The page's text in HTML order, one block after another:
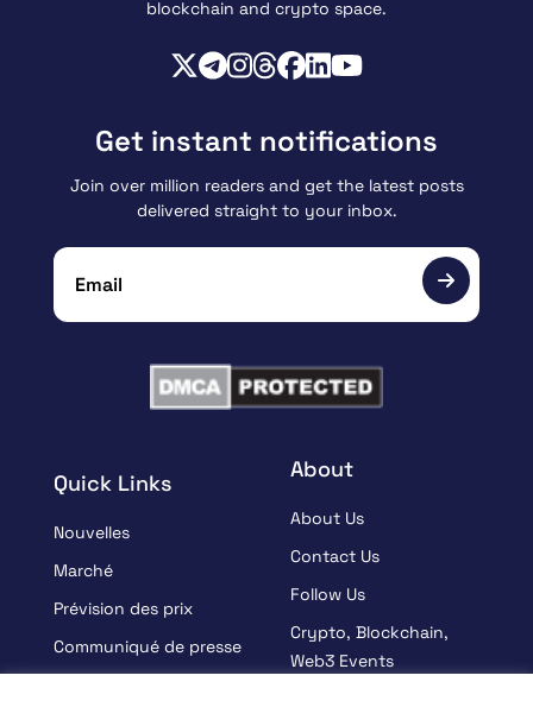
blockchain and crypto space.
Quick Links
Nouvelles
Marché
Prévision des prix
Communiqué de presse
About
About Us
Contact Us
Follow Us
Crypto, Blockchain,
Web3 Events
Get instant notifications
Join over million readers and get the latest posts
delivered straight to your inbox.